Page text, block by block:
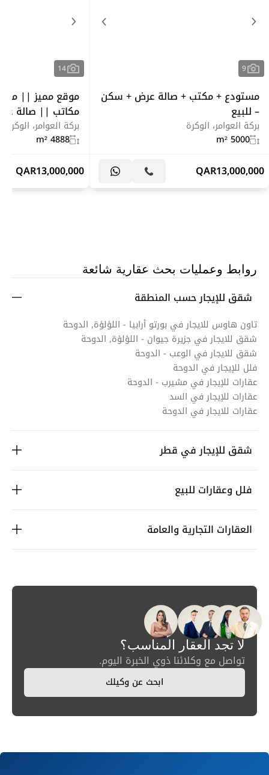
9
مستودع + مكتب + صالة عرض + سكن
– للبيع
بركة العوامر، الوكرة
5000 m²
13,000,000
QAR
14
موقع مميز ||
مكاتب || صالة
بركة العوامر، الوكرة
4888 m²
13,000,000
QAR
روابط وعمليات بحث عقارية شائعة
شقق للإيجار حسب المنطقة
تاون هاوس للايجار في بورتو أرابيا - اللؤلؤة, الدوحة
شقق للايجار في جزيرة جيوان - اللؤلؤة, الدوحة
شقق للايجار في الوعب - الدوحة
فلل للإيجار في الدوحة
عقارات للإيجار في مشيرب - الدوحة
عقارات للإيجار في السد
عقارات للايجار في الدوحة
شقق للإيجار في قطر
فلل وعقارات للبيع
العقارات التجارية والعامة
لا تجد العقار المناسب؟
تواصل مع وكلائنا ذوي الخبرة اليوم.
ابحث عن وكيلك